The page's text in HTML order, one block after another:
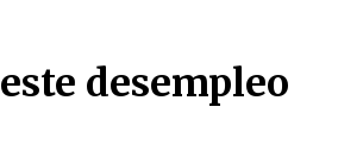
desempleo